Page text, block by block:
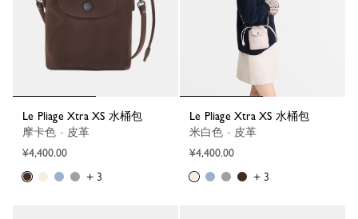
Le Pliage Xtra XS 水桶包
摩卡色 - 皮革
¥4,400.00
+ 3
Le Pliage Xtra XS 水桶包
米白色 - 皮革
¥4,400.00
+ 3